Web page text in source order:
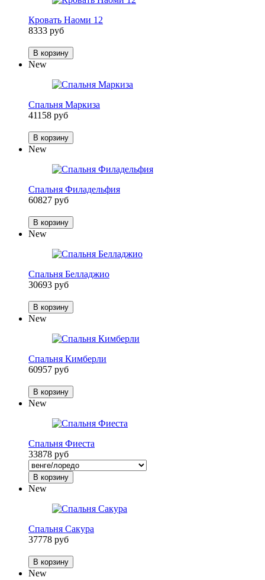
Кровать Наоми 12
8333 руб
В корзину
New
Спальня Маркиза
41158 руб
В корзину
New
Спальня Филадельфия
60827 руб
В корзину
New
Спальня Белладжио
30693 руб
В корзину
New
Спальня Кимберли
60957 руб
В корзину
New
Спальня Фиеста
33878 руб
В корзину
New
Спальня Сакура
37778 руб
В корзину
New